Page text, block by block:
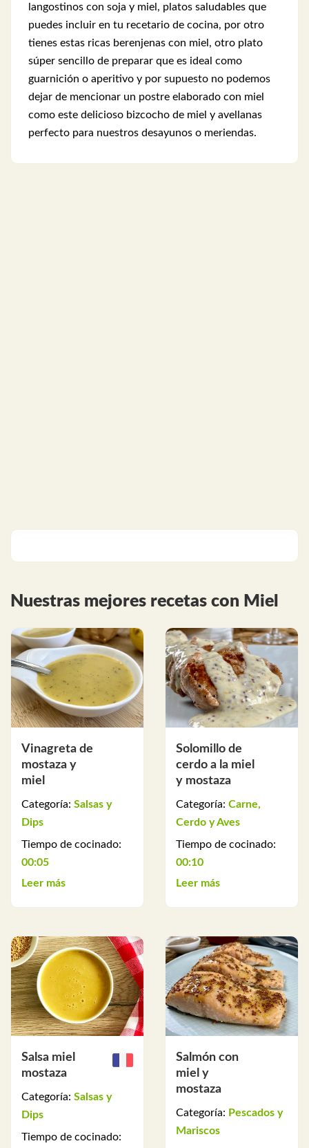
langostinos con soja y miel, platos saludables que
puedes incluir en tu recetario de cocina, por otro
tienes estas ricas berenjenas con miel, otro plato
súper sencillo de preparar que es ideal como
guarnición o aperitivo y por supuesto no podemos
dejar de mencionar un postre elaborado con miel
como este delicioso bizcocho de miel y avellanas
perfecto para nuestros desayunos o meriendas.
Nuestras mejores recetas con Miel
Vinagreta de
mostaza y
miel
Categoría: Salsas y
Dips
Tiempo de cocinado:
00:05
Leer más
Solomillo de
cerdo a la miel
y mostaza
Categoría: Carne,
Cerdo y Aves
Tiempo de cocinado:
00:10
Leer más
Salsa miel
mostaza
Categoría: Salsas y
Dips
Tiempo de cocinado:
Salmón con
miel y
mostaza
Categoría: Pescados y
Mariscos